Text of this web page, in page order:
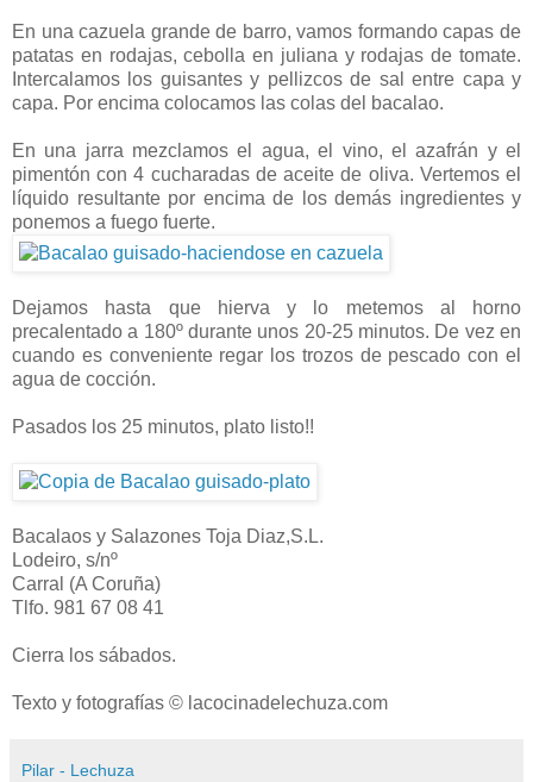
En una cazuela grande de barro, vamos formando capas de
patatas en rodajas, cebolla en juliana y rodajas de tomate.
Intercalamos los guisantes y pellizcos de sal entre capa y
capa. Por encima colocamos las colas del bacalao.
En una jarra mezclamos el agua, el vino, el azafrán y el
pimentón con 4 cucharadas de aceite de oliva. Vertemos el
líquido resultante por encima de los demás ingredientes y
ponemos a fuego fuerte.
Dejamos hasta que hierva y lo metemos al horno
precalentado a 180º durante unos 20-25 minutos. De vez en
cuando es conveniente regar los trozos de pescado con el
agua de cocción.
Pasados los 25 minutos, plato listo!!
Bacalaos y Salazones Toja Diaz,S.L.
Lodeiro, s/nº
Carral (A Coruña)
Tlfo. 981 67 08 41
Cierra los sábados.
Texto y fotografías © lacocinadelechuza.com
Pilar - Lechuza